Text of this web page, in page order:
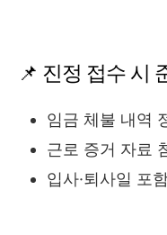
📌 진정 접수 시
임금 체불 내역
근로 증거 자료
입사·퇴사일 포